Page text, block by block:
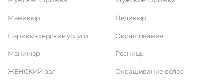
Маникюр
Парикмахерские услуги
Маникюр
ЖЕНСКИЙ зал
Педикюр
Окрашивание
Ресницы
Окрашивание волос